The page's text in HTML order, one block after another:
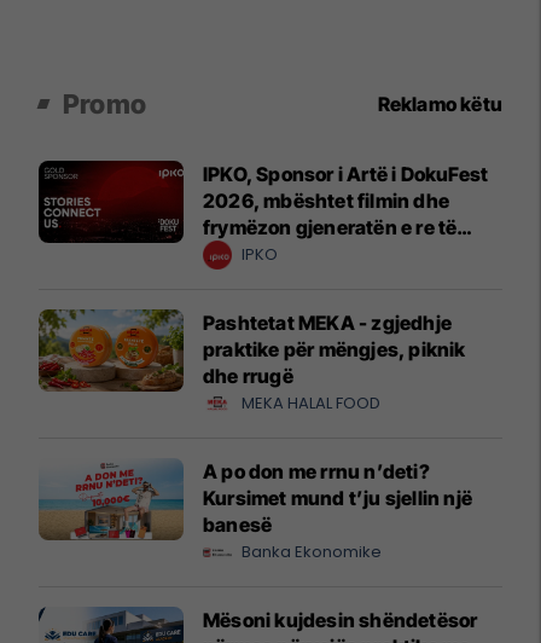
Promo Reklamo këtu
IPKO, Sponsor i Artë i DokuFest
2026, mbështet filmin dhe
frymëzon gjeneratën e re të
krijuesve
IPKO
Pashtetat MEKA - zgjedhje
praktike për mëngjes, piknik
dhe rrugë
MEKA HALAL FOOD
A po don me rrnu n’deti?
Kursimet mund t’ju sjellin një
banesë
Banka Ekonomike
Mësoni kujdesin shëndetësor